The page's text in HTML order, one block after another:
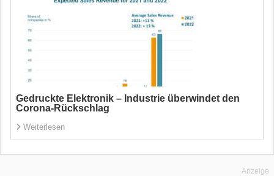
Gedruckte Elektronik – Industrie überwindet den
Corona-Rückschlag
Weiterlesen
Anzeige